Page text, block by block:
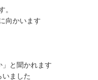
。
向かいます
」と聞かれます
ました